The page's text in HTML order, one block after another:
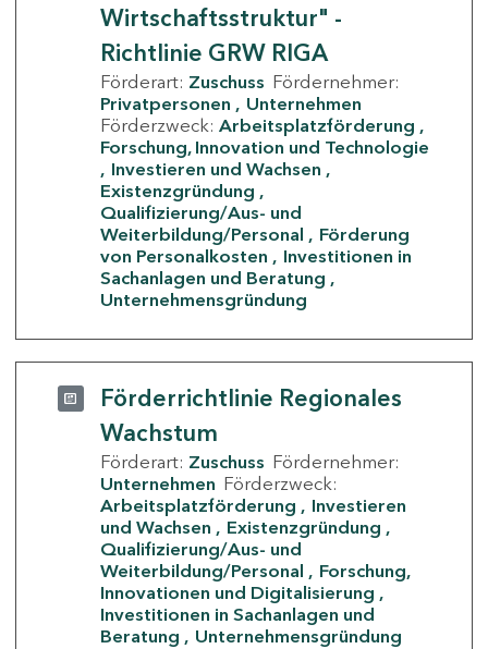
Wirtschaftsstruktur" -
Richtlinie GRW RIGA
Förderart: Zuschuss Fördernehmer:
Privatpersonen
Unternehmen
Förderzweck: Arbeitsplatzförderung
Forschung, Innovation und Technologie
Investieren und Wachsen
Existenzgründung
Qualifizierung/Aus- und
Weiterbildung/Personal
Förderung
von Personalkosten
Investitionen in
Sachanlagen und Beratung
Unternehmensgründung
Förderrichtlinie Regionales
Wachstum
Förderart: Zuschuss Fördernehmer:
Unternehmen Förderzweck:
Arbeitsplatzförderung
Investieren
und Wachsen
Existenzgründung
Qualifizierung/Aus- und
Weiterbildung/Personal
Forschung,
Innovationen und Digitalisierung
Investitionen in Sachanlagen und
Beratung
Unternehmensgründung